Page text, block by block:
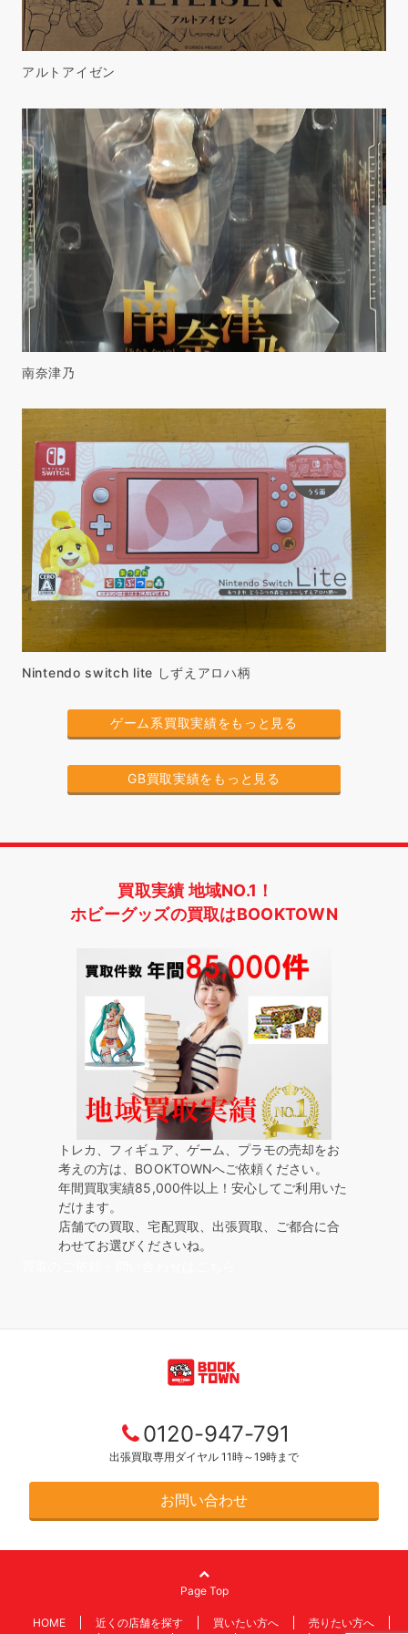
アルトアイゼン
南奈津乃
Nintendo switch lite しずえアロハ柄
ゲーム系買取実績をもっと見る
GB買取実績をもっと見る
買取実績 地域NO.1！
ホビーグッズの買取はBOOKTOWN
トレカ、フィギュア、ゲーム、プラモの売却をお
考えの方は、BOOKTOWNへご依頼ください。
年間買取実績85,000件以上！安心してご利用いた
だけます。
店舗での買取、宅配買取、出張買取、ご都合に合
わせてお選びくださいね。
0120-947-791
出張買取専用ダイヤル 11時～19時まで
お問い合わせ
Page Top
HOME 近くの店舗を探す 買いたい方へ
売りたい方へ